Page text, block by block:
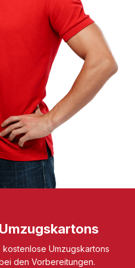
kostenlose Umzugskartons
den Vorbereitungen.